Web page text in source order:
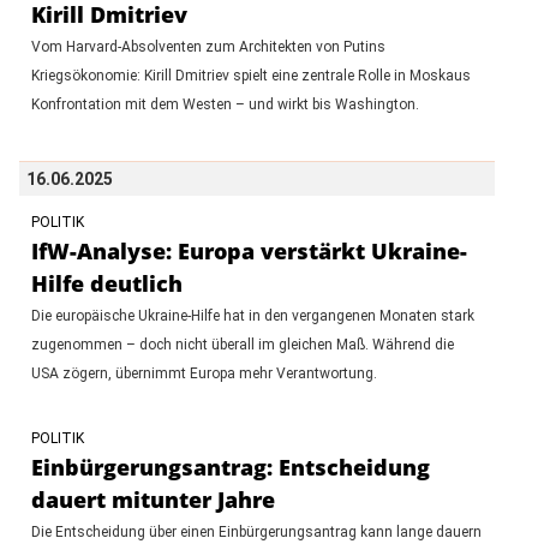
Kirill Dmitriev
Vom Harvard-Absolventen zum Architekten von Putins
Kriegsökonomie: Kirill Dmitriev spielt eine zentrale Rolle in Moskaus
Konfrontation mit dem Westen – und wirkt bis Washington.
16.06.2025
POLITIK
IfW-Analyse: Europa verstärkt Ukraine-
Hilfe deutlich
Die europäische Ukraine-Hilfe hat in den vergangenen Monaten stark
zugenommen – doch nicht überall im gleichen Maß. Während die
USA zögern, übernimmt Europa mehr Verantwortung.
POLITIK
Einbürgerungsantrag: Entscheidung
dauert mitunter Jahre
Die Entscheidung über einen Einbürgerungsantrag kann lange dauern